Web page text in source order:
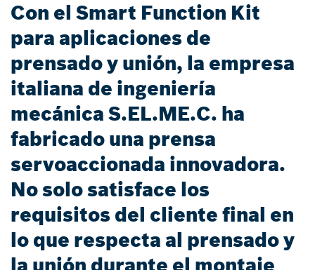
Con el Smart Function Kit
para aplicaciones de
prensado y unión, la empresa
italiana de ingeniería
mecánica S.EL.ME.C. ha
fabricado una prensa
servoaccionada innovadora.
No solo satisface los
requisitos del cliente final en
lo que respecta al prensado y